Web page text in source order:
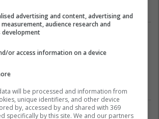
Haxhiu: Gjithmonë kam dashur të
besoja se ata që gabojnë duhet të
Tayna thotë se viti 2020 i dha
advertising and content, advertising and
audience research and
development
or access information on a device
will be processed and information from
unique identifiers, and other device
by, accessed by and shared with 369
specifically by this site. We and our partners